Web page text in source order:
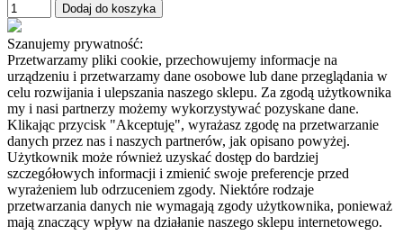
Dodaj do koszyka
Szanujemy prywatność:
Przetwarzamy pliki cookie, przechowujemy informacje na
urządzeniu i przetwarzamy dane osobowe lub dane przeglądania w
celu rozwijania i ulepszania naszego sklepu. Za zgodą użytkownika
my i nasi partnerzy możemy wykorzystywać pozyskane dane.
Klikając przycisk "Akceptuję", wyrażasz zgodę na przetwarzanie
danych przez nas i naszych partnerów, jak opisano powyżej.
Użytkownik może również uzyskać dostęp do bardziej
szczegółowych informacji i zmienić swoje preferencje przed
wyrażeniem lub odrzuceniem zgody. Niektóre rodzaje
przetwarzania danych nie wymagają zgody użytkownika, ponieważ
mają znaczący wpływ na działanie naszego sklepu internetowego.